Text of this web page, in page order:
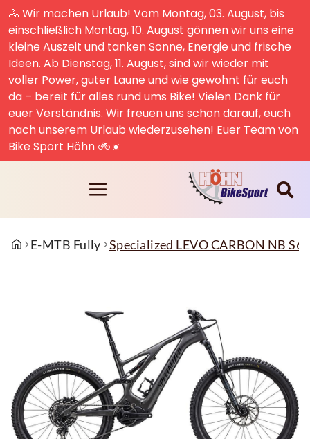
🚴 Wir machen Urlaub! Vom Montag, 03. August, bis
einschließlich Montag, 10. August gönnen wir uns eine
kleine Auszeit und tanken Sonne, Energie und frische
Ideen. Ab Dienstag, 11. August, sind wir wieder mit
voller Power, guter Laune und wie gewohnt für euch
da – bereit für alles rund ums Bike! Vielen Dank für
euer Verständnis. Wir freuen uns schon darauf, euch
nach unserem Urlaub wiederzusehen! Euer Team von
Bike Sport Höhn 🚲☀️
E-MTB Fully Specialized LEVO CARBON NB S6